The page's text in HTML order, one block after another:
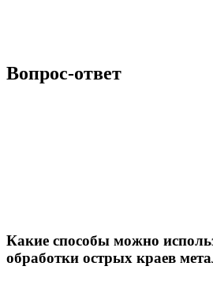
Вопрос-ответ
Какие способы можно
обработки острых краев